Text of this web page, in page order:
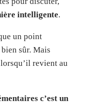
intelligente.
un point
sûr. Mais
revient au
c’est un